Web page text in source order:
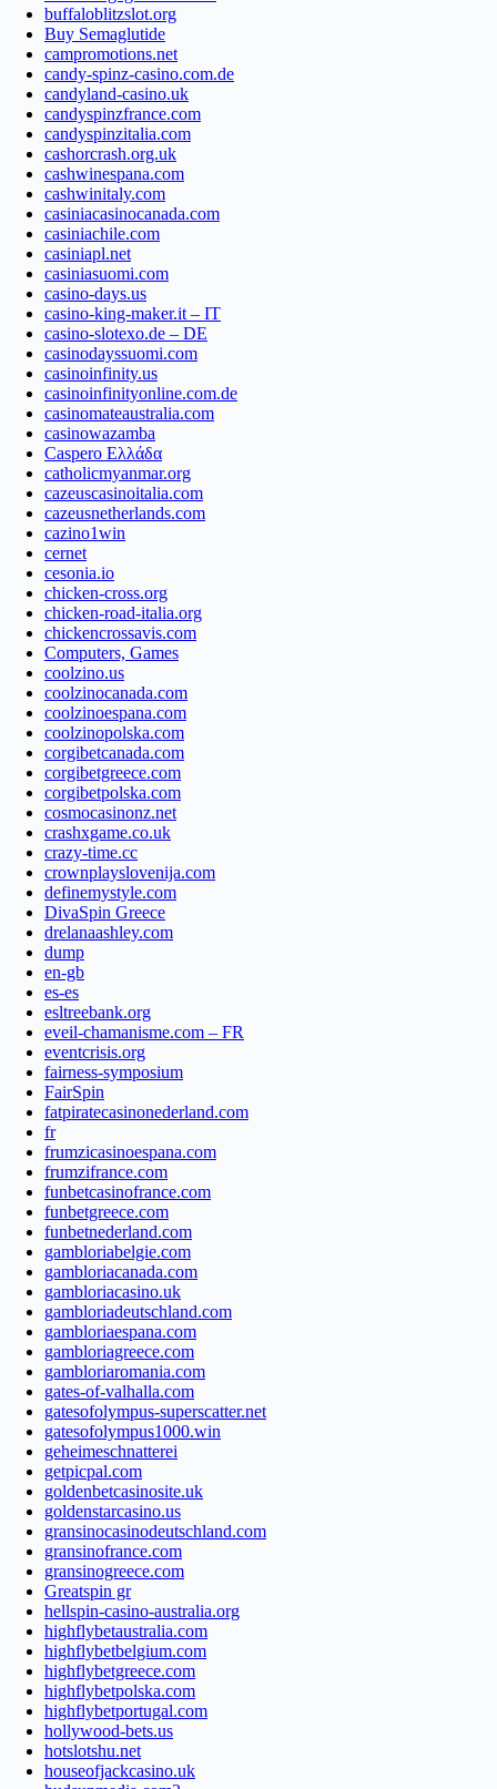
buffaloblitzslot.org
Buy Semaglutide
campromotions.net
candy-spinz-casino.com.de
candyland-casino.uk
candyspinzfrance.com
candyspinzitalia.com
cashorcrash.org.uk
cashwinespana.com
cashwinitaly.com
casiniacasinocanada.com
casiniachile.com
casiniapl.net
casiniasuomi.com
casino-days.us
casino-king-maker.it – IT
casino-slotexo.de – DE
casinodayssuomi.com
casinoinfinity.us
casinoinfinityonline.com.de
casinomateaustralia.com
casinowazamba
Caspero Ελλάδα
catholicmyanmar.org
cazeuscasinoitalia.com
cazeusnetherlands.com
cazino1win
cernet
cesonia.io
chicken-cross.org
chicken-road-italia.org
chickencrossavis.com
Computers, Games
coolzino.us
coolzinocanada.com
coolzinoespana.com
coolzinopolska.com
corgibetcanada.com
corgibetgreece.com
corgibetpolska.com
cosmocasinonz.net
crashxgame.co.uk
crazy-time.cc
crownplayslovenija.com
definemystyle.com
DivaSpin Greece
drelanaashley.com
dump
en-gb
es-es
esltreebank.org
eveil-chamanisme.com – FR
eventcrisis.org
fairness-symposium
FairSpin
fatpiratecasinonederland.com
fr
frumzicasinoespana.com
frumzifrance.com
funbetcasinofrance.com
funbetgreece.com
funbetnederland.com
gambloriabelgie.com
gambloriacanada.com
gambloriacasino.uk
gambloriadeutschland.com
gambloriaespana.com
gambloriagreece.com
gambloriaromania.com
gates-of-valhalla.com
gatesofolympus-superscatter.net
gatesofolympus1000.win
geheimeschnatterei
getpicpal.com
goldenbetcasinosite.uk
goldenstarcasino.us
gransinocasinodeutschland.com
gransinofrance.com
gransinogreece.com
Greatspin gr
hellspin-casino-australia.org
highflybetaustralia.com
highflybetbelgium.com
highflybetgreece.com
highflybetpolska.com
highflybetportugal.com
hollywood-bets.us
hotslotshu.net
houseofjackcasino.uk